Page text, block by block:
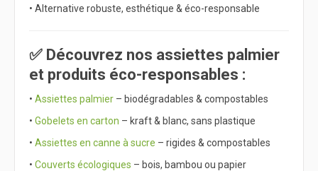
• Alternative robuste, esthétique & éco-responsable
✅ Découvrez nos assiettes palmier
et produits éco-responsables :
• Assiettes palmier – biodégradables & compostables
• Gobelets en carton – kraft & blanc, sans plastique
• Assiettes en canne à sucre – rigides & compostables
• Couverts écologiques – bois, bambou ou papier